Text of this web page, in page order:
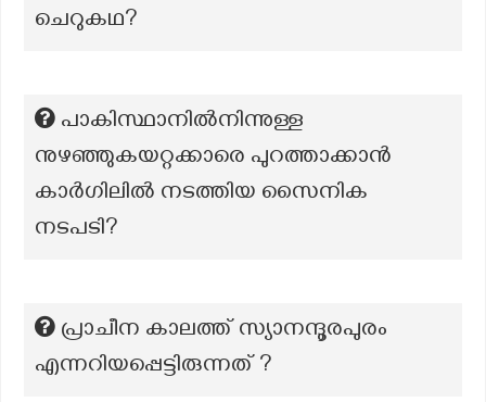
ചെറുകഥ?
പാകിസ്ഥാനിൽനിന്നുള്ള
നുഴഞ്ഞുകയറ്റക്കാരെ പുറത്താക്കാൻ
കാർഗിലിൽ നടത്തിയ സൈനിക
നടപടി?
പ്രാചീന കാലത്ത് സ്യാനന്ദൂരപുരം
എന്നറിയപ്പെട്ടിരുന്നത് ?